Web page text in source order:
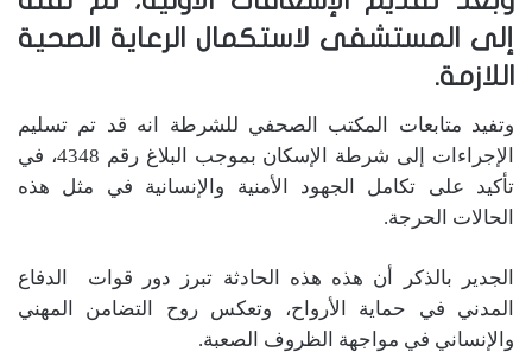
إلى المستشفى لاستكمال الرعاية الصحية
اللازمة.
وتفيد متابعات المكتب الصحفي للشرطة انه قد تم تسليم
الإجراءات إلى شرطة الإسكان بموجب البلاغ رقم 4348، في
تأكيد على تكامل الجهود الأمنية والإنسانية في مثل هذه
الحالات الحرجة.
الجدير بالذكر أن هذه هذه الحادثة تبرز دور قوات الدفاع
المدني في حماية الأرواح، وتعكس روح التضامن المهني
والإنساني في مواجهة الظروف الصعبة.